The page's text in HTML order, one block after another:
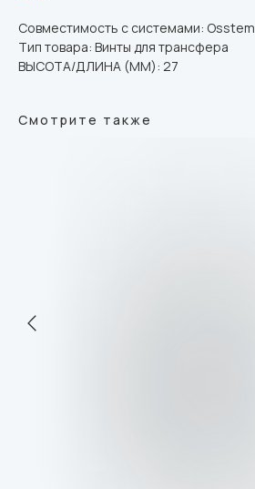
Совместимость с системами: Osstem
Тип товара: Винты для трансфера
ВЫСОТА/ДЛИНА (ММ): 27
Смотрите также